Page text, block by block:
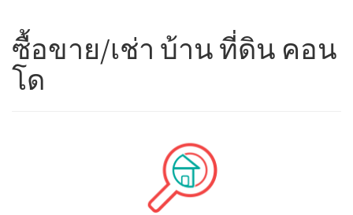
ซื้อขาย/เช่า บ้าน ที่ดิน คอน
โด